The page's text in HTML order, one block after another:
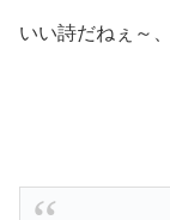
いい詩だねぇ～